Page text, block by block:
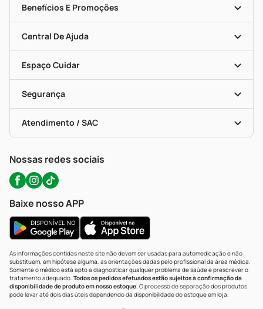
Nossas Lojas
Mapa De Categorias
Blog Da PP
Seja Uma Loja Parceira
Benefícios E Promoções
Clube PP
Convênios
Programa Popular Do Brasil
Encarte De Ofertas
Dermaclub
Descontos De Laboratório (PBM)
Cupons E Ofertas
Central De Ajuda
Entrega
Recompra Programada
Compras Com Receita
Alomed (tele-Entrega)
Formas De Pagamento
Troca E Devolução
Bulas De A A Z
Políticas De Marketplace
Espaço Cuidar
Vacinas
Serviços Farmacêuticos
Testes Rápidos
Autoteste Covid-19
Segurança
Certificado De Segurança
Portal Da Privacidade
Atendimento / SAC
WhatsApp (47) 9202-1687
Nossas redes sociais
Baixe nosso APP
As informações contidas neste site não devem ser usadas para automedicação e não
substituem, em hipótese alguma, as orientações dadas pelo profissional da área médica.
Somente o médico está apto a diagnosticar qualquer problema de saúde e prescrever o
tratamento adequado. Todos os pedidos efetuados estão sujeitos à confirmação da
disponibilidade de produto em nosso estoque.O processo de separação dos produtos
pode levar até dois dias úteis dependendo da disponibilidade do estoque em loja.